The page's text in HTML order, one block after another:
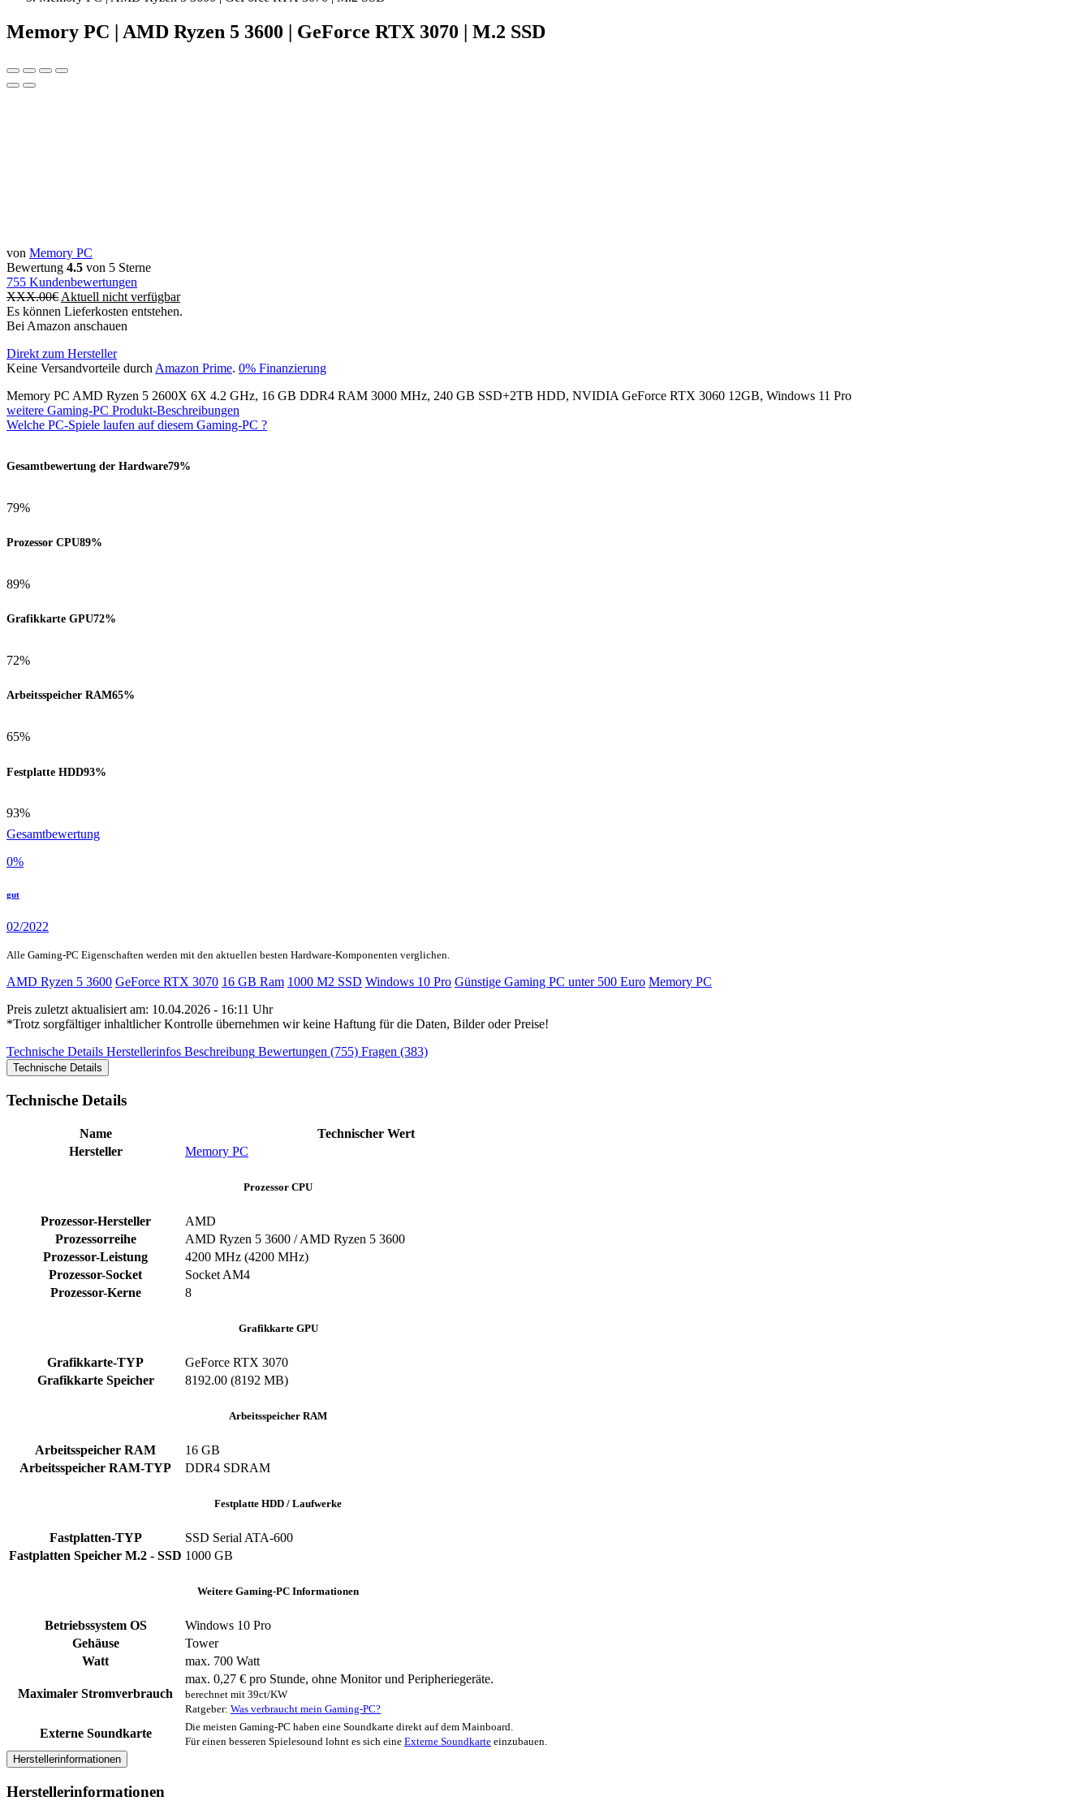
Memory PC | AMD Ryzen 5 3600 | GeForce RTX 3070 | M.2 SSD
von Memory PC
Bewertung 4.5 von 5 Sterne
755 Kundenbewertungen
XXX.00€ Aktuell nicht verfügbar
Es können Lieferkosten entstehen.
Bei Amazon anschauen
Direkt zum Hersteller
Keine Versandvorteile durch Amazon Prime. 0% Finanzierung
Memory PC AMD Ryzen 5 2600X 6X 4.2 GHz, 16 GB DDR4 RAM 3000 MHz, 240 GB SSD+2TB HDD, NVIDIA GeForce RTX 3060 12GB, Windows 11 Pro
weitere Gaming-PC Produkt-Beschreibungen
Welche PC-Spiele laufen auf diesem Gaming-PC ?
Gesamtbewertung der Hardware79%
79%
Prozessor CPU89%
89%
Grafikkarte GPU72%
72%
Arbeitsspeicher RAM65%
65%
Festplatte HDD93%
93%
Gesamtbewertung
0%
gut
02/2022
Alle Gaming-PC Eigenschaften werden mit den aktuellen besten Hardware-Komponenten verglichen.
AMD Ryzen 5 3600 GeForce RTX 3070 16 GB Ram 1000 M2 SSD Windows 10 Pro Günstige Gaming PC unter 500 Euro Memory PC
Preis zuletzt aktualisiert am: 10.04.2026 - 16:11 Uhr
*Trotz sorgfältiger inhaltlicher Kontrolle übernehmen wir keine Haftung für die Daten, Bilder oder Preise!
Technische Details Herstellerinfos Beschreibung Bewertungen (755) Fragen (383)
Technische Details
Technische Details
Name
Technischer Wert
Hersteller
Memory PC
Prozessor CPU
Prozessor-Hersteller
‎AMD
Prozessorreihe
AMD Ryzen 5 3600 / AMD Ryzen 5 3600
Prozessor-Leistung
‎4200 MHz (4200 MHz)
Prozessor-Socket
‎Socket AM4
Prozessor-Kerne
‎8
Grafikkarte GPU
Grafikkarte-TYP
GeForce RTX 3070
Grafikkarte Speicher
‎8192.00 (8192 MB)
Arbeitsspeicher RAM
Arbeitsspeicher RAM
‎16 GB
Arbeitsspeicher RAM-TYP
‎DDR4 SDRAM
Festplatte HDD / Laufwerke
Fastplatten-TYP
‎SSD ‎Serial ATA-600
Fastplatten Speicher M.2 - SSD 1000 GB
Weitere Gaming-PC Informationen
Betriebssystem OS
Windows 10 Pro
Gehäuse
‎Tower
Watt
max. 700 Watt
Maximaler Stromverbrauch
max. 0,27 € pro Stunde, ohne Monitor und Peripheriegeräte.
berechnet mit 39ct/KW
Ratgeber: Was verbraucht mein Gaming-PC?
Externe Soundkarte
Die meisten Gaming-PC haben eine Soundkarte direkt auf dem Mainboard.
Für einen besseren Spielesound lohnt es sich eine Externe Soundkarte einzubauen.
Herstellerinformationen
Herstellerinformationen